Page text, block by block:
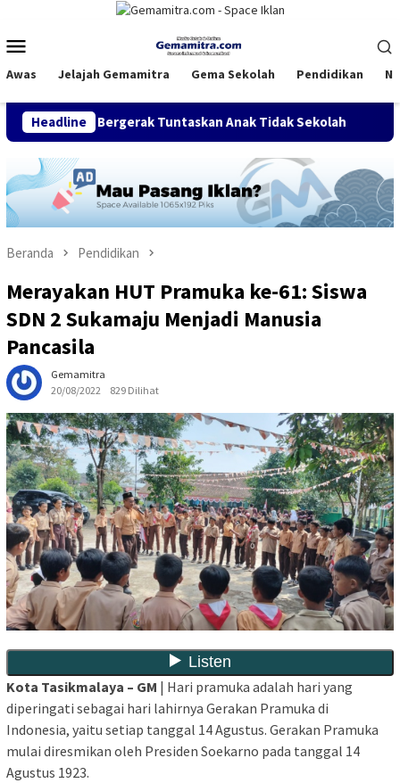
konten
Mobile
Awas Jelajah Gemamitra Gema Sekolah Pendidikan
Headline
Tuntaskan Anak Tidak Sekolah FDI Satukan
Beranda Pendidikan
Merayakan HUT Pramuka ke-61: Siswa
SDN 2 Sukamaju Menjadi Manusia
Pancasila
Gemamitra
20/08/2022
829 Dilihat
Kota Tasikmalaya – GM | Hari pramuka adalah hari yang
diperingati sebagai hari lahirnya Gerakan Pramuka di
Indonesia, yaitu setiap tanggal 14 Agustus. Gerakan Pramuka
mulai diresmikan oleh Presiden Soekarno pada tanggal 14
Agustus 1923.